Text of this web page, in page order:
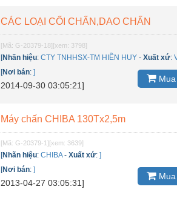
CÁC LOẠI CỐI CHẤN,DAO CHẤN
[Mã: G-20379-18][xem: 3798]
[Nhãn hiệu:CTY TNHHSX-TM HIỀN HUY -Xuất xứ:
[Nơi bán:]
2014-09-30 03:05:21]
Máy chấn CHIBA 130Tx2,5m
[Mã: G-20379-1][xem: 3639]
[Nhãn hiệu:CHIBA-Xuất xứ:]
[Nơi bán:]
2013-04-27 03:05:31]